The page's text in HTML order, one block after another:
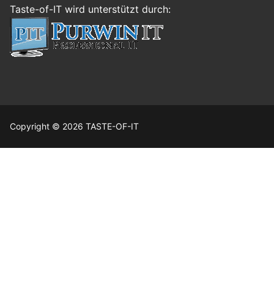
Taste-of-IT wird unterstützt durch:
Copyright © 2026 TASTE-OF-IT